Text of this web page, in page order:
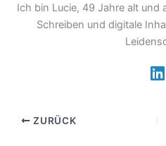
Ich bin Lucie, 49 Jahre alt und
Schreiben und digitale
ZURÜCK